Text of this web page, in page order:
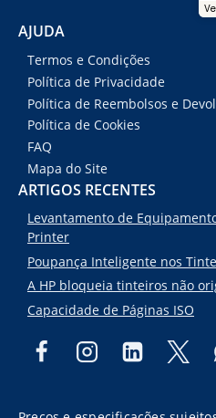
AJUDA
Termos e Condições
Política de Privacidade
Política de Reembolsos e
Política de Cookies
FAQ
Mapa do Site
ARTIGOS RECENTES
Levantamento de
Printer
Poupança Inteligente nos
A HP bloqueia tinteiros não
Capacidade de Páginas ISO